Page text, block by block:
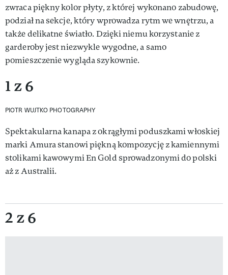
zwraca piękny kolor płyty, z której wykonano zabudowę,
podział na sekcje, który wprowadza rytm we wnętrzu, a
także delikatne światło. Dzięki niemu korzystanie z
garderoby jest niezwykle wygodne, a samo
pomieszczenie wygląda szykownie.
1 z 6
PIOTR WUJTKO PHOTOGRAPHY
Spektakularna kanapa z okrągłymi poduszkami włoskiej
marki Amura stanowi piękną kompozycję z kamiennymi
stolikami kawowymi En Gold sprowadzonymi do polski
aż z Australii.
2 z 6